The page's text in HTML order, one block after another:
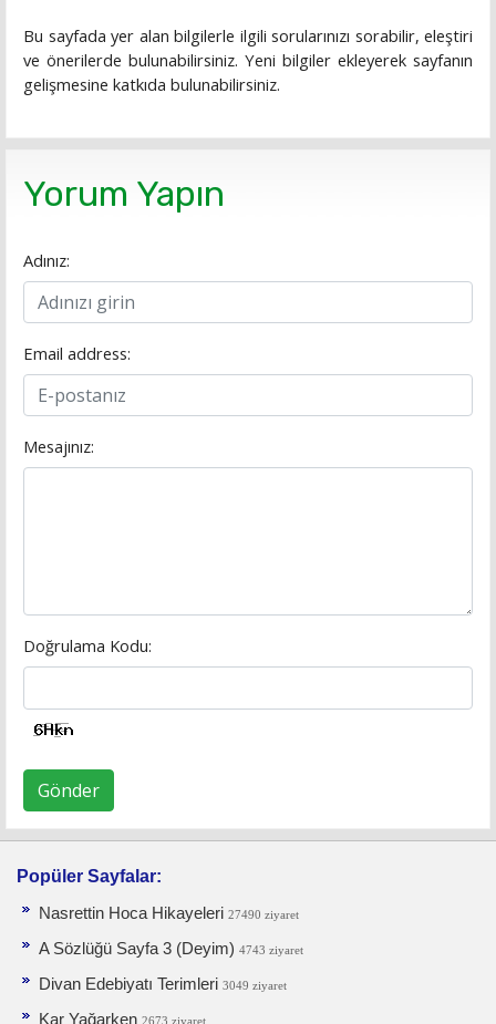
Bu sayfada yer alan bilgilerle ilgili sorularınızı sorabilir, eleştiri
ve önerilerde bulunabilirsiniz. Yeni bilgiler ekleyerek sayfanın
gelişmesine katkıda bulunabilirsiniz.
Yorum Yapın
Adınız:
Email address:
Mesajınız:
Doğrulama Kodu:
Gönder
Popüler Sayfalar:
Nasrettin Hoca Hikayeleri 27490 ziyaret
A Sözlüğü Sayfa 3 (Deyim) 4743 ziyaret
Divan Edebiyatı Terimleri 3049 ziyaret
Kar Yağarken